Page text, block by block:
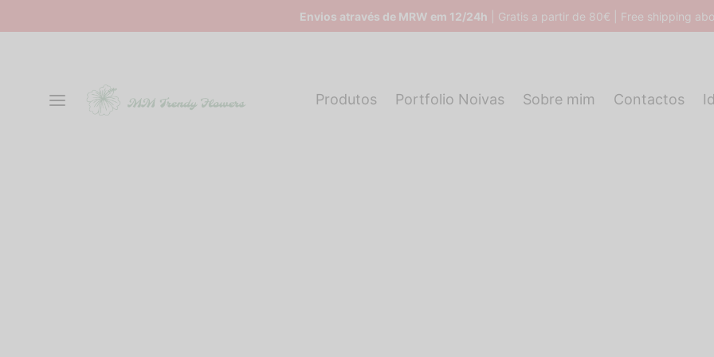
Envios através de MRW em 12/24h | Gratis a partir de 80€ | Free shipping
Produtos Portfolio Noivas Sobre mim Contactos